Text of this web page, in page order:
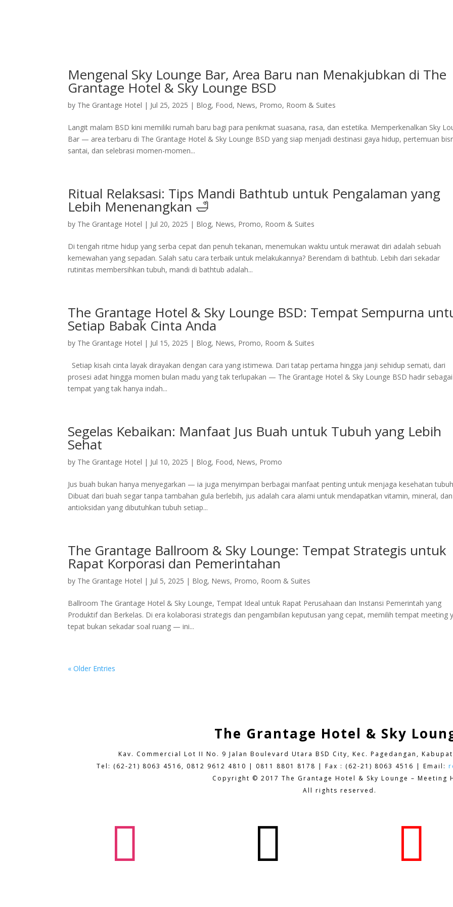
Mengenal Sky Lounge Bar, Area Baru nan Menakjubkan di The
Grantage Hotel & Sky Lounge BSD
by The Grantage Hotel | Jul 25, 2025 | Blog, Food, News, Promo, Room & Suites
Langit malam BSD kini memiliki rumah baru bagi para penikmat suasana, rasa, dan estetika. Memperkenalkan Sky
Bar — area terbaru di The Grantage Hotel & Sky Lounge BSD yang siap menjadi destinasi gaya hidup, pertemuan
santai, dan selebrasi momen-momen...
Ritual Relaksasi: Tips Mandi Bathtub untuk Pengalaman yang
Lebih Menenangkan 🛁
by The Grantage Hotel | Jul 20, 2025 | Blog, News, Promo, Room & Suites
Di tengah ritme hidup yang serba cepat dan penuh tekanan, menemukan waktu untuk merawat diri adalah sebuah
kemewahan yang sepadan. Salah satu cara terbaik untuk melakukannya? Berendam di bathtub. Lebih dari sekadar
rutinitas membersihkan tubuh, mandi di bathtub adalah...
The Grantage Hotel & Sky Lounge BSD: Tempat Sempurna
Setiap Babak Cinta Anda
by The Grantage Hotel | Jul 15, 2025 | Blog, News, Promo, Room & Suites
Setiap kisah cinta layak dirayakan dengan cara yang istimewa. Dari tatap pertama hingga janji sehidup semati, dari
prosesi adat hingga momen bulan madu yang tak terlupakan — The Grantage Hotel & Sky Lounge BSD hadir sebagai
tempat yang tak hanya indah...
Segelas Kebaikan: Manfaat Jus Buah untuk Tubuh yang Lebih
Sehat
by The Grantage Hotel | Jul 10, 2025 | Blog, Food, News, Promo
Jus buah bukan hanya menyegarkan — ia juga menyimpan berbagai manfaat penting untuk menjaga kesehatan
Dibuat dari buah segar tanpa tambahan gula berlebih, jus adalah cara alami untuk mendapatkan vitamin, mineral, dan
antioksidan yang dibutuhkan tubuh setiap...
The Grantage Ballroom & Sky Lounge: Tempat Strategis untuk
Rapat Korporasi dan Pemerintahan
by The Grantage Hotel | Jul 5, 2025 | Blog, News, Promo, Room & Suites
Ballroom The Grantage Hotel & Sky Lounge, Tempat Ideal untuk Rapat Perusahaan dan Instansi Pemerintah yang
Produktif dan Berkelas. Di era kolaborasi strategis dan pengambilan keputusan yang cepat, memilih tempat meeting
tepat bukan sekadar soal ruang — ini...
« Older Entries
The Grantage Hotel & Sky
Kav. Commercial Lot II No. 9 Jalan Boulevard Utara BSD City, Kec. Pagedangan,
Tel: (62-21) 8063 4516, 0812 9612 4810 | 0811 8801 8178 | Fax : (62-21) 8063 4516 | Email:
Copyright © 2017 The Grantage Hotel & Sky Lounge – Meeting
All rights reserved.
  